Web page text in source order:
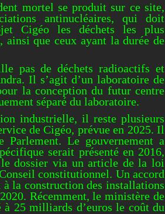
mortel se produit sur ce site,
antinucléaires, qui doit
Cigéo les déchets les plus
ainsi que ceux ayant la durée de
pas de déchets radioactifs et
Il s’agit d’un laboratoire de
la conception du futur centre
séparé du laboratoire.
industrielle, il reste plusieurs
de Cigéo, prévue en 2025. Il
Le gouvernement a
serait présenté en 2016,
dossier via un article de la loi
constitutionnel. Un accord
la construction des installations
Récemment, le ministère de
25 milliards d’euros le coût du